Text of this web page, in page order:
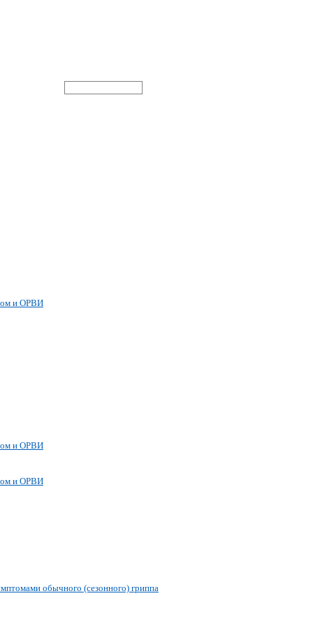
и ОРВИ
и ОРВИ
и ОРВИ
обычного (сезонного) гриппа